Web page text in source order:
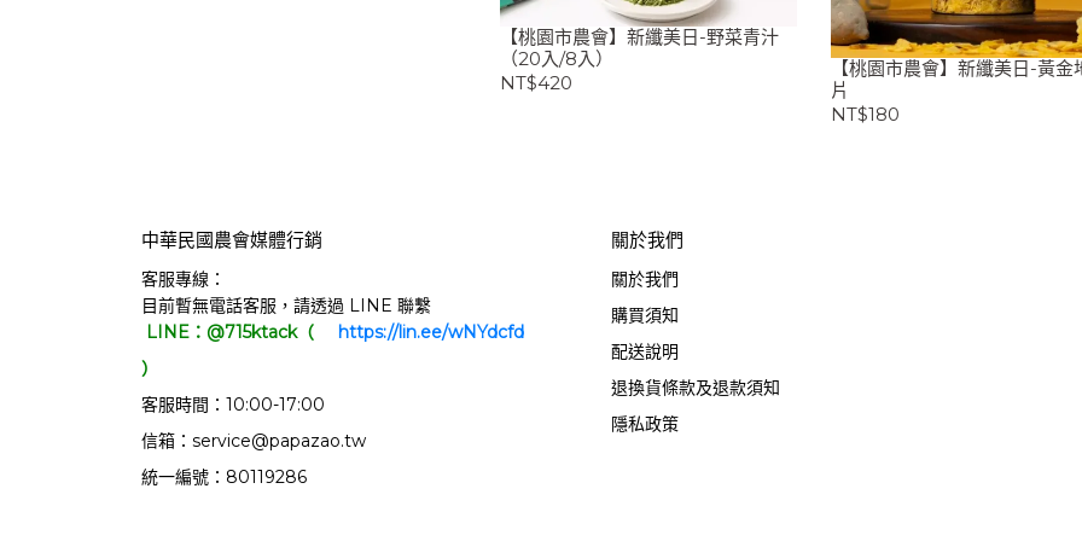
【桃園市農會】新纖美日-野菜青汁
（20入/8入）
NT$420
【桃園市農會】新纖美日-黃金
片
NT$180
中華民國農會媒體行銷
客服專線：
目前暫無電話客服，請透過 LINE 聯繫
LINE：@715ktack（
）
客服時間：10:00-17:00
信箱：service@papazao.tw
統一編號：80119286
關於我們
關於我們
購買須知
配送說明
退換貨條款及退款須知
隱私政策